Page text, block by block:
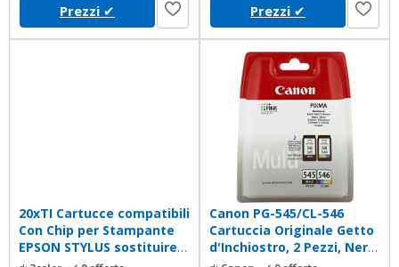
Prezzi ✔ Prezzi ✔
20xTI Cartucce compatibili
Con Chip per Stampante
EPSON STYLUS sostituire
Canon PG-545/CL-546
Cartuccia Originale Getto
d'Inchiostro, 2 Pezzi, Nero